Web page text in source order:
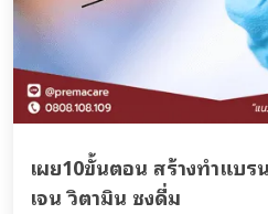
เผย10ขั้นตอน สร้างทำแบร
เจน วิตามิน ชงดื่ม